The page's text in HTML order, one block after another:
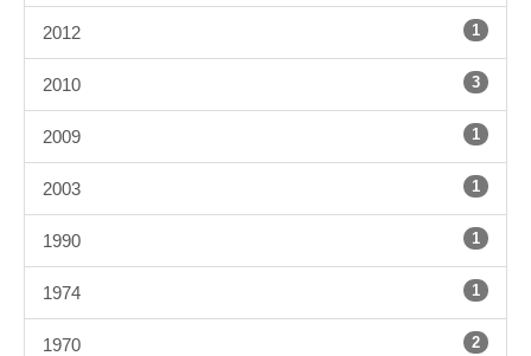
2012 1
2010 3
2009 1
2003 1
1990 1
1974 1
1970 2